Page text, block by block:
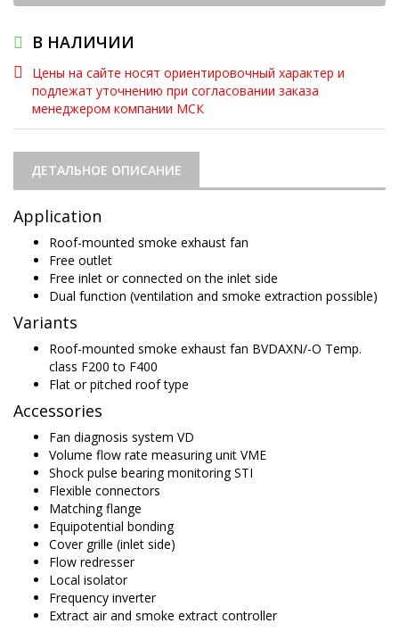
В НАЛИЧИИ
Цены на сайте носят ориентировочный характер и
подлежат уточнению при согласовании заказа
менеджером компании МСК
ДЕТАЛЬНОЕ ОПИСАНИЕ
Application
Roof-mounted smoke exhaust fan
Free outlet
Free inlet or connected on the inlet side
Dual function (ventilation and smoke extraction possible)
Variants
Roof-mounted smoke exhaust fan BVDAXN/-O Temp.
class F200 to F400
Flat or pitched roof type
Accessories
Fan diagnosis system VD
Volume flow rate measuring unit VME
Shock pulse bearing monitoring STI
Flexible connectors
Matching flange
Equipotential bonding
Cover grille (inlet side)
Flow redresser
Local isolator
Frequency inverter
Extract air and smoke extract controller